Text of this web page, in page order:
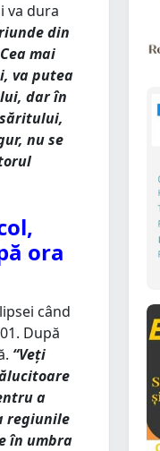
va dura
din
mai
va putea
dar în
nu se
ora
când
După
“Veți
a
regiunile
în umbra